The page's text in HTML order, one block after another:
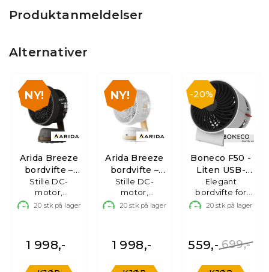
Produktanmeldelser
Alternativer
Arida Breeze
bordvifte –
mørk
Stille DC-
motor,
oscillering,
20 stk på lager
1 998,-
Arida Breeze
bordvifte –
hvit
Stille DC-
motor,
oscillering,
20 stk på lager
1 998,-
20%
Boneco F50 -
Liten USB-
bordvifte
Elegant
bordvifte for
personlig bruk
20 stk på lager
699,-
559,-